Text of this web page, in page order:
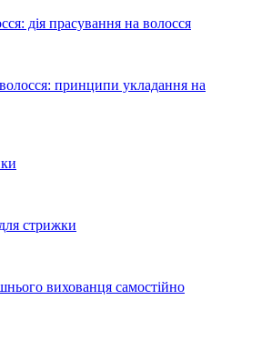
дія прасування на волосся
волосся: принципи укладання на
стрижки
вихованця самостійно